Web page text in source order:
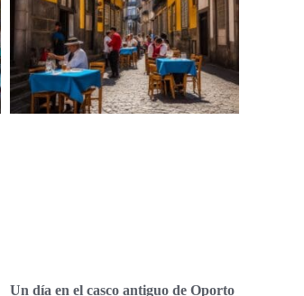
Un día en el casco antiguo de Oporto